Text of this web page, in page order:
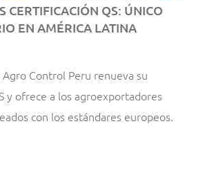
CERTIFICACIÓN QS: ÚNICO
EN AMÉRICA LATINA
Control Peru renueva su
y ofrece a los agroexportadores
con los estándares europeos.